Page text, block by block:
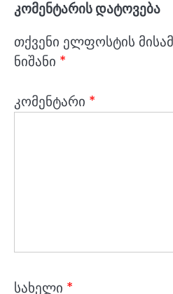
კომენტარის დატოვება
თქვენი ელფოსტის
ნიშანი *
კომენტარი *
სახელი *